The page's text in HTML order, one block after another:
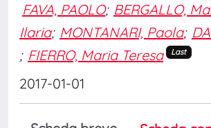
FAVA, PAOLO; BERGALLO,
Ilaria; MONTANARI, Paola;
; FIERRO, Maria Teresa Last
2017-01-01